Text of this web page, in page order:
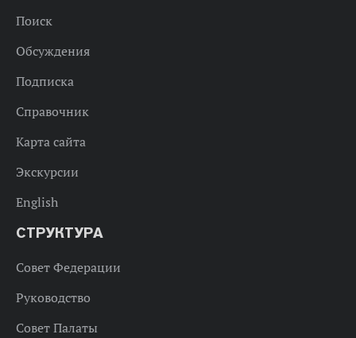
Поиск
Обсуждения
Подписка
Справочник
Карта сайта
Экскурсии
English
СТРУКТУРА
Совет Федерации
Руководство
Совет Палаты